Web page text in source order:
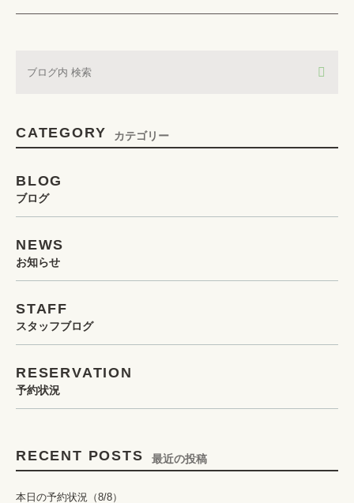
CATEGORY カテゴリー
BLOG
ブログ
NEWS
お知らせ
STAFF
スタッフブログ
RESERVATION
予約状況
RECENT POSTS 最近の投稿
本日の予約状況（8/8）